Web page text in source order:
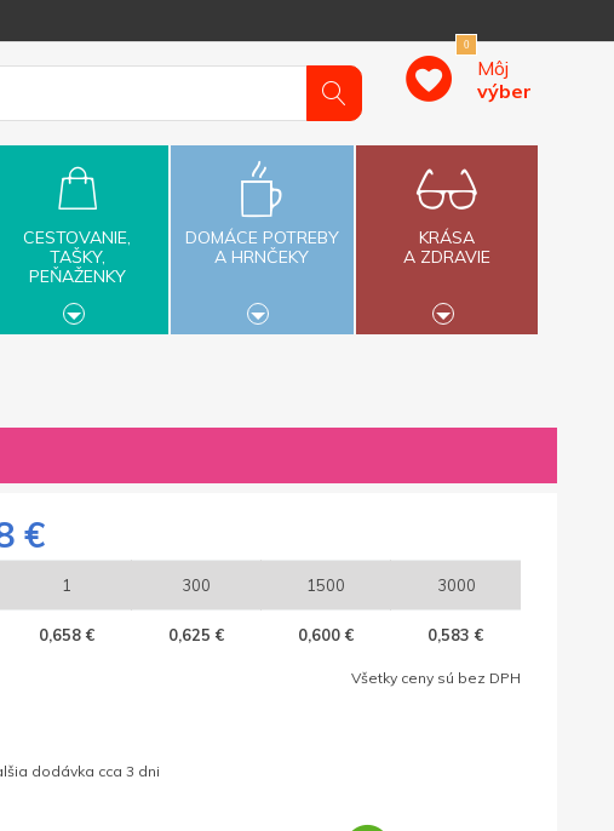
0
Môj
výber
CESTOVANIE,
TAŠKY,
PEŇAŽENKY
DOMÁCE POTREBY
A HRNČEKY
KRÁSA
A ZDRAVIE
€
1 300 1500 3000
0,658 € 0,625 € 0,600 € 0,583 €
Všetky ceny sú bez DPH
dodávka cca 3 dni